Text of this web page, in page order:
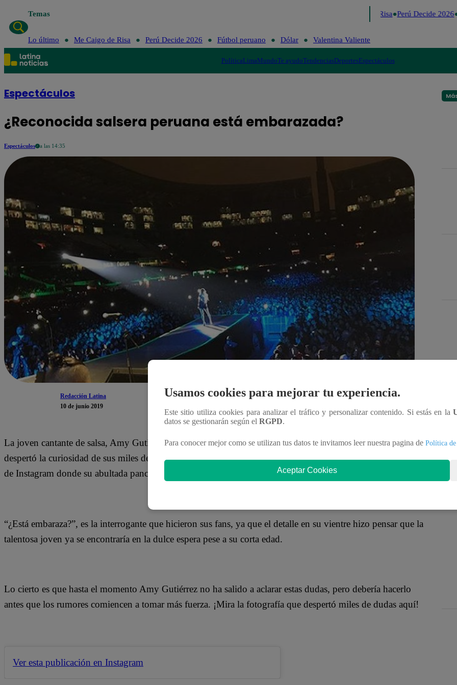
Temas Me Caigo de Risa Perú Decide 2026
Lo último Me Caigo de Risa Perú Decide 2026 Fútbol peruano Dólar Valentina Valiente
PolíticaLimaMundoTe ayudoTendenciasDeportesEspectáculos
Espectáculos
¿Reconocida salsera peruana está embarazada?
Espectáculos a las 14:35
Redacción Latina
10 de junio 2019
La joven cantante de salsa, Amy Gutiérrez, quien saltó a la fama por su participación en Los 4 Finalistas,
despertó la curiosidad de sus miles de seguidores en las redes sociales al compartir una fotografía en su cuenta
de Instagram donde su abultada pancita llamó la atención de todos.
“¿Está embaraza?”, es la interrogante que hicieron sus fans, ya que el detalle en su vientre hizo pensar que la
talentosa joven ya se encontraría en la dulce espera pese a su corta edad.
Lo cierto es que hasta el momento Amy Gutiérrez no ha salido a aclarar estas dudas, pero debería hacerlo
antes que los rumores comiencen a tomar más fuerza. ¡Mira la fotografía que despertó miles de dudas aquí!
Ver esta publicación en Instagram
Usamos cookies para mejorar tu experiencia.
Este sitio utiliza cookies para analizar el tráfico y personalizar contenido. Si estás en la
datos se gestionarán según el RGPD.
Para conocer mejor como se utilizan tus datos te invitamos leer nuestra pagina de Política
Aceptar Cookies